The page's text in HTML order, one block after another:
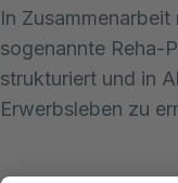
In
sogenannte Reha-
strukturiert und in
Erwerbsleben zu